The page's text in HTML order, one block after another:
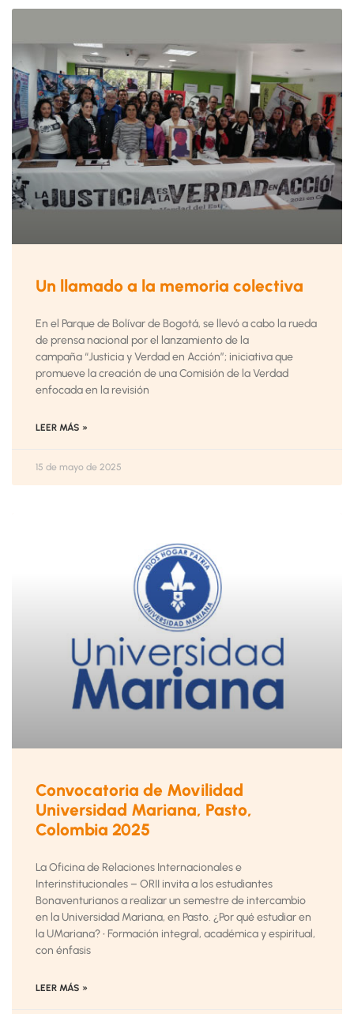
Un llamado a la memoria colectiva
En el Parque de Bolívar de Bogotá, se llevó a cabo la rueda
de prensa nacional por el lanzamiento de la
campaña “Justicia y Verdad en Acción”; iniciativa que
promueve la creación de una Comisión de la Verdad
enfocada en la revisión
LEER MÁS »
15 de mayo de 2025
Convocatoria de Movilidad
Universidad Mariana, Pasto,
Colombia 2025
La Oficina de Relaciones Internacionales e
Interinstitucionales – ORII invita a los estudiantes
Bonaventurianos a realizar un semestre de intercambio
en la Universidad Mariana, en Pasto. ¿Por qué estudiar en
la UMariana? • Formación integral, académica y espiritual,
con énfasis
LEER MÁS »